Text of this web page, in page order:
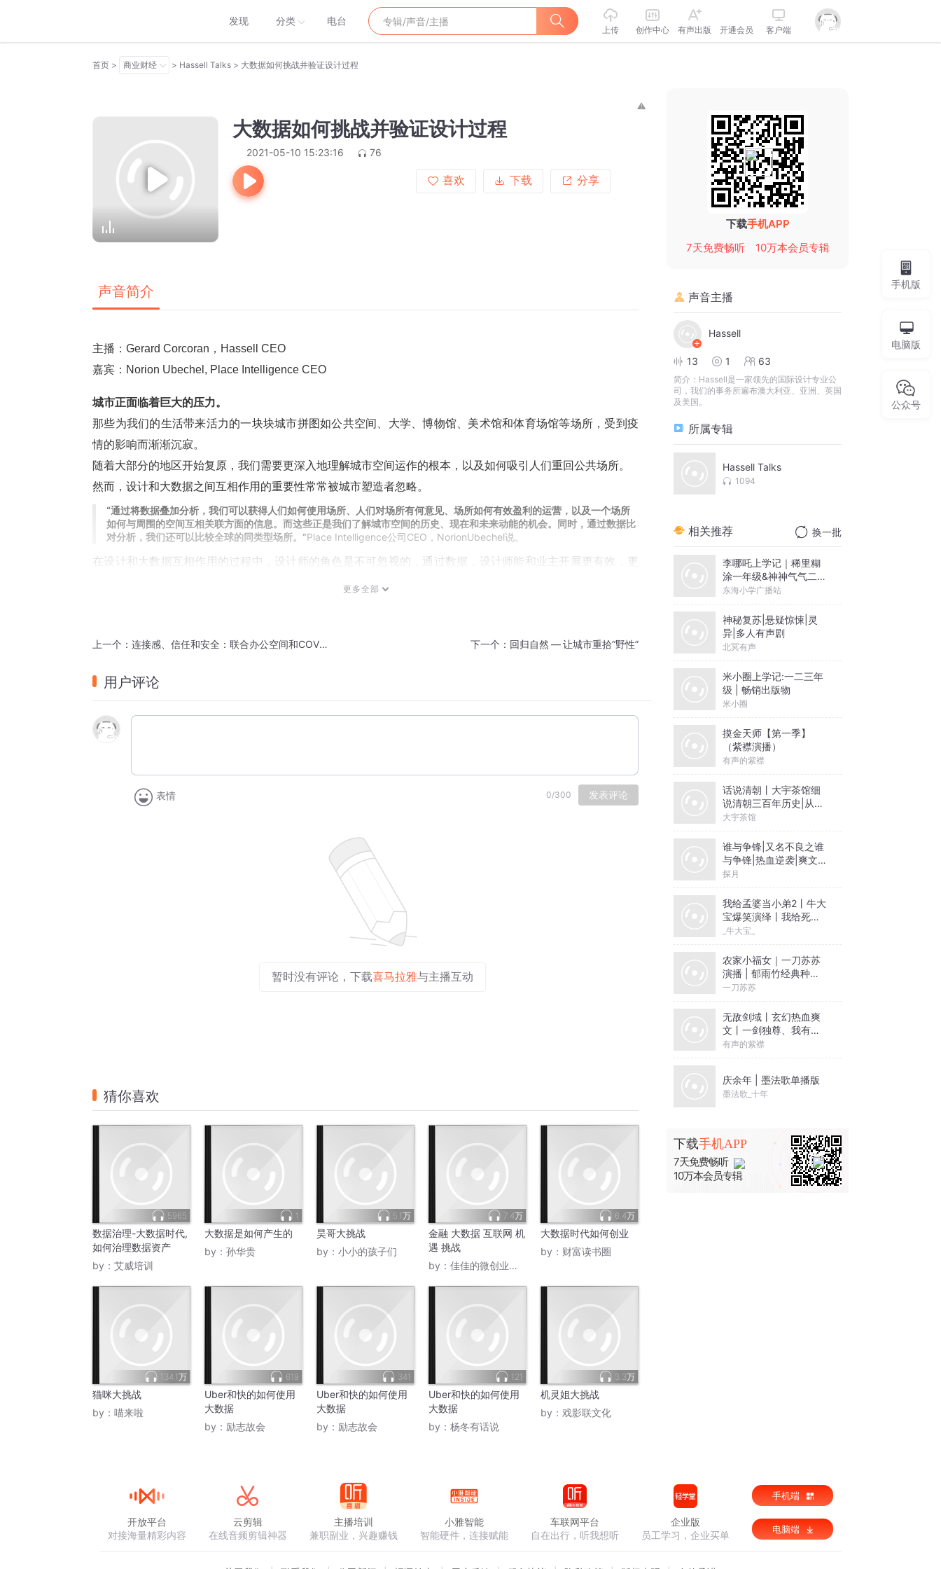
发现 分类 电台
上传 创作中心 有声出版 开通会员 客户端
首页 > 商业财经 > Hassell Talks > 大数据如何挑战并验证设计过程
大数据如何挑战并验证设计过程
2021-05-10 15:23:16 76
喜欢 下载 分享
声音简介
主播： Gerard Corcoran，Hassell CEO
嘉宾： Norion Ubechel , Place Intelligence CEO
城市正面临着巨大的压力。
那些为我们的生活带来活力的一块块城市拼图如公共空间、大学、博物馆、美术馆和体育场馆等场所，受到疫
情的影响而渐渐沉寂。
随着大部分的地区开始复原，我们需要更深入地理解城市空间运作的根本，以及如何吸引人们重回公共场所。
然而，设计和大数据之间互相作用的重要性常常被城市塑造者忽略。
“通过将数据叠加分析，我们可以获得人们如何使用场所、人们对场所有何意见、场所如何有效盈利的运营，以及一个场所
如何与周围的空间互相关联方面的信息。而这些正是我们了解城市空间的历史、现在和未来动能的机会。同时，通过数据比
对分析，我们还可以比较全球的同类型场所。”Place Intelligence公司CEO，NorionUbechel说。
在设计和大数据互相作用的过程中，设计师的角色是不可忽视的，通过数据，设计师能和业主开展更有效，更
有意义的对话，从而为客户带来可衡量的社会、文化和经济价值。
谈，审视数据在设计深受人们喜爱的场所中的价值。
“我认为在未来几
的方式影响决策过程。”
Gerard Corcoran, CEO, Hassell
Norion Ubechel, CEO, Place Intelligence
The parts of the urban puzzle that make them dynamic hubs fell silent throughout
spaces, universities, museums, galleries and sporting centres so critical to our urban narrative.
As we begin to emerge from the initial shock of the pandemic it’s more important than ever for cities to
understand how their spaces work and how to attract people back.
One advantage city shapers have but often don’t use to full effect is the increasingly important interplay
The opportunity is to understand historical, current and future dynamics of urban places, by overlaying data
sets that tell us how people use a place, how they feel about it, how it’s performed economically and how it
“Being able to look at any location anywhere in the world and analyse years of trend related data enables
clients to have a lot more confidence in the decision-making process,” says Gerard Corcoran, CEO Hassell.
Place Intelligence’s
Norion Ubechel to examine the value of data in the design of places people
“I think we’ll see a tremendous adoption of big data technologies into the design world over the next couple of
years and we’ll also see new ways that this information is being applied to the decision-making processes that
we use.”
Norion Ubechel, Place Intelligence
更多全部
上一个： 连接感、信任和安全：联合办公空间和COVID-19 下一个： 回归自然 — 让城市重拾“野性”
用户评论
表情 0/300 发表评论
暂时没有评论，下载喜马拉雅与主播互动
猜你喜欢
5965
数据治理-大数据时代,
如何治理数据资产
by： 艾威培训
1
大数据是如何产生的
by： 孙华贵
5.1万
昊哥大挑战
by： 小小的孩子们
7.4万
金融 大数据 互联网 机
遇 挑战
by： 佳佳的微创业资讯
6.4万
大数据时代如何创业
by： 财富读书圈
134.1万
猫咪大挑战
by： 喵来啦
619
Uber和快的如何使用
大数据
by： 励志故会
341
Uber和快的如何使用
大数据
by： 励志故会
121
Uber和快的如何使用
大数据
by： 杨冬有话说
3.3万
机灵姐大挑战
by： 戏影联文化
下载手机APP
7天免费畅听
10万本会员专辑
声音主播
Hassell
13 1 63
简介： Hassell是一家领先的国际设计专业公
司，我们的事务所遍布澳大利亚、亚洲、英国
及美国。
所属专辑
Hassell Talks
1094
相关推荐 换一批
李哪吒上学记｜稀里糊
涂一年级&神神气气二年
级
东海小学广播站
神秘复苏|悬疑惊悚|灵
异|多人有声剧
北冥有声
米小圈上学记:一二三年
级 | 畅销出版物
米小圈
摸金天师【第一季】
（紫襟演播）
有声的紫襟
话说清朝丨大宇茶馆细
说清朝三百年历史|从努
尔哈赤到末代皇帝溥仪|
大宇茶馆
谁与争锋|又名不良之谁
与争锋|热血逆袭|爽文爆
笑|会员免费
探月
我给孟婆当小弟2丨牛大
宝爆笑演绎丨我给死神
当老大丨多人有声剧
_牛大宝_
农家小福女｜一刀苏苏
演播 | 郁雨竹经典种田
文｜VIP免费多人有声剧
一刀苏苏
无敌剑域丨玄幻热血爽
文丨一剑独尊、我有一
剑 前传丨紫襟领衔多人
有声的紫襟
庆余年 | 墨法歌单播版
墨法歌_十年
下载手机APP
7天免费畅听
10万本会员专辑
手机版
电脑版
公众号
开放平台
对接海量精彩内容
云剪辑
在线音频剪辑神器
主播培训
兼职副业，兴趣赚钱
小雅智能
智能硬件，连接赋能
车联网平台
自在出行，听我想听
企业版
员工学习，企业买单
手机端
电脑端